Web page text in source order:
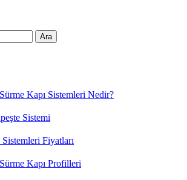
Kapı Sistemleri Nedir?
Sistemi
Sistemleri Fiyatları
Kapı Profilleri